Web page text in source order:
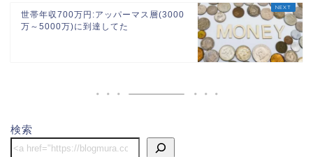
世帯年収700万円:アッパーマス層(3000
万～5000万)に到達してた
検索
ホーム